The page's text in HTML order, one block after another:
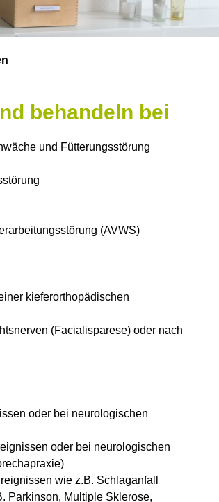
behandeln bei
und Fütterungsstörung
(AVWS)
kieferorthopädischen
(Facialisparese) oder nach
oder bei neurologischen
oder bei neurologischen
wie z.B. Schlaganfall
Parkinson, Multiple Sklerose,